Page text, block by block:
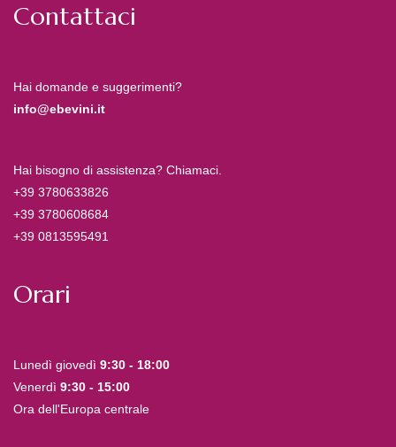
Contattaci
Hai domande e suggerimenti?
info@ebevini.it
Hai bisogno di assistenza? Chiamaci.
+39 3780633826
+39 3780608684
+39 0813595491
Orari
Lunedì giovedì 9:30 - 18:00
Venerdì 9:30 - 15:00
Ora dell'Europa centrale